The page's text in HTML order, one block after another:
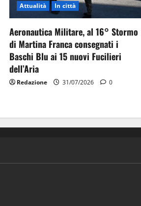
Attualità In città
Aeronautica Militare, al 16° Stormo
di Martina Franca consegnati i
Baschi Blu ai 15 nuovi Fucilieri
dell’Aria
Redazione 31/07/2026 0